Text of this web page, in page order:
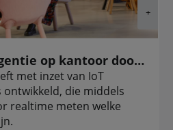
Nóg meer intelligentie op kantoor door NB-IoT
met inzet van IoT
die middels
realtime meten welke